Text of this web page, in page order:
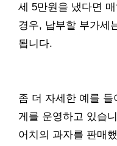
세 5만원을 냈다면
경우, 납부할 부가세
됩니다.
좀 더 자세한 예를
게를 운영하고 있습
어치의 과자를 판매